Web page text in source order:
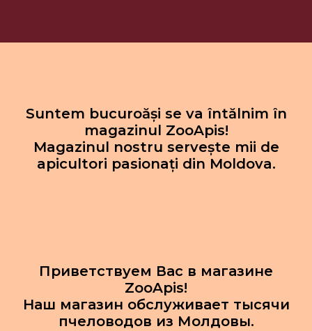
Suntem bucuroăși se va întălnim în
magazinul ZooApis!
Magazinul nostru servește mii de
apicultori pasionați din Moldova.
Приветствуем Вас в магазине
ZooApis!
Наш магазин обслуживает тысячи
пчеловодов из Молдовы.